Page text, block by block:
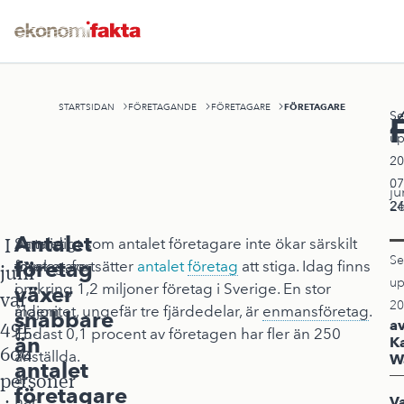
STARTSIDAN FÖRETAGANDE FÖRETAGARE FÖRETAGARE
24
I
juni
var
491
600
personer
Antalet
företagare
i
åldern
15-
74
år
Antalet
företag
växer
snabbare
än
antalet
företagare
Samtidigt som antalet företagare inte ökar särskilt
mycket, fortsätter antaletföretag att stiga. Idag finns
omkring 1,2 miljoner företag i Sverige. En stor
majoritet, ungefär tre fjärdedelar, är enmansföretag.
Endast 0,1 procent av företagen har fler än 250
anställda.